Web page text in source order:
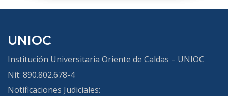
UNIOC
Institución Universitaria Oriente de Caldas – UNIOC
Nit: 890.802.678-4
Notificaciones Judiciales: